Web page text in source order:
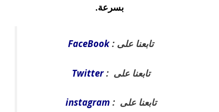
بسرعة.
تابعنا على :FaceBook
تابعنا على :Twitter
تابعنا على : instagram